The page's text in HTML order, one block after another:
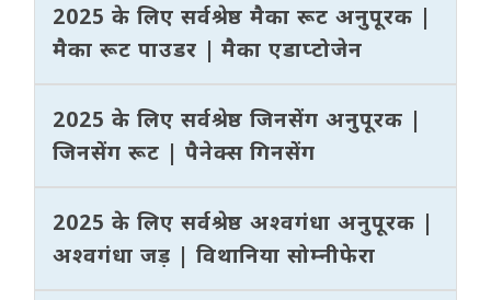
2025 के लिए सर्वश्रेष्ठ मैका रूट अनुपूरक |
मैका रूट पाउडर | मैका एडाप्टोजेन
2025 के लिए सर्वश्रेष्ठ जिनसेंग अनुपूरक |
जिनसेंग रूट | पैनेक्स गिनसेंग
2025 के लिए सर्वश्रेष्ठ अश्वगंधा अनुपूरक |
अश्वगंधा जड़ | विथानिया सोम्नीफेरा